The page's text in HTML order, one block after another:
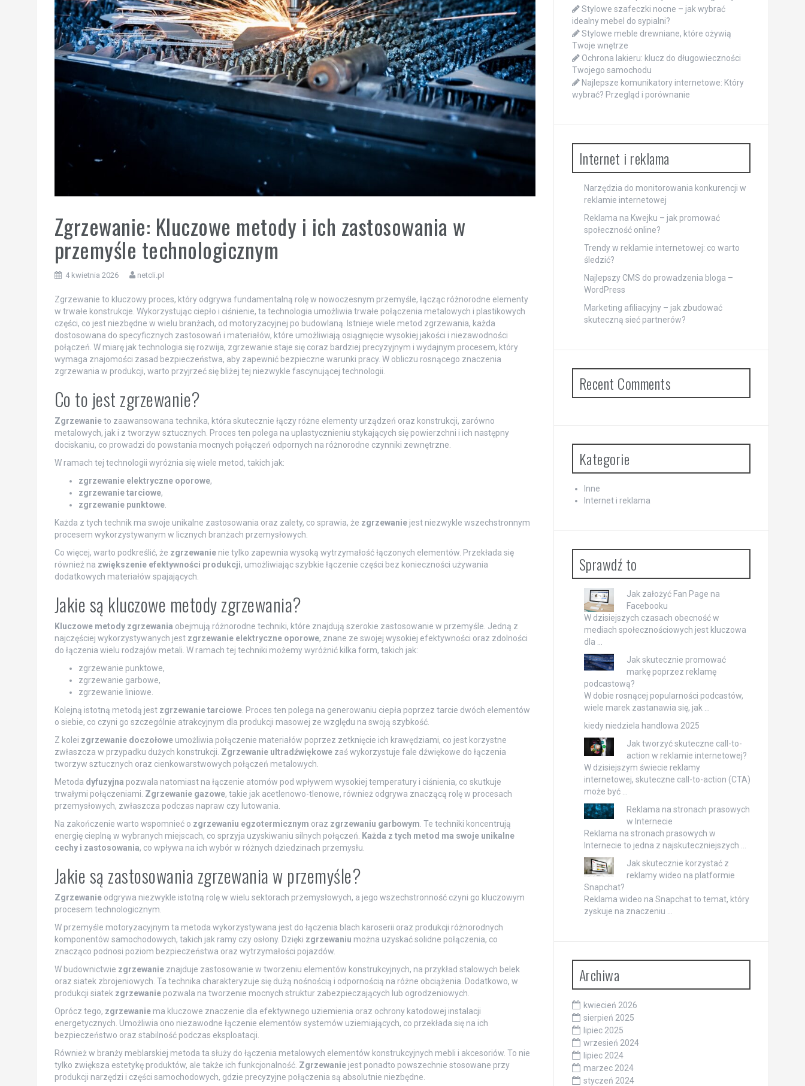
Zgrzewanie: Kluczowe metody i ich zastosowania w
przemyśle technologicznym
4 kwietnia 2026 netcli.pl
Zgrzewanie to kluczowy proces, który odgrywa fundamentalną rolę w nowoczesnym przemyśle, łącząc różnorodne elementy
w trwałe konstrukcje. Wykorzystując ciepło i ciśnienie, ta technologia umożliwia trwałe połączenia metalowych i plastikowych
części, co jest niezbędne w wielu branżach, od motoryzacyjnej po budowlaną. Istnieje wiele metod zgrzewania, każda
dostosowana do specyficznych zastosowań i materiałów, które umożliwiają osiągnięcie wysokiej jakości i niezawodności
połączeń. W miarę jak technologia się rozwija, zgrzewanie staje się coraz bardziej precyzyjnym i wydajnym procesem, który
wymaga znajomości zasad bezpieczeństwa, aby zapewnić bezpieczne warunki pracy. W obliczu rosnącego znaczenia
zgrzewania w produkcji, warto przyjrzeć się bliżej tej niezwykle fascynującej technologii.
Co to jest zgrzewanie?
Zgrzewanieto zaawansowana technika, która skutecznie łączy różne elementy urządzeń oraz konstrukcji, zarówno
metalowych, jak i z tworzyw sztucznych. Proces ten polega na uplastycznieniu stykających się powierzchni i ich następny
dociskaniu, co prowadzi do powstania mocnych połączeń odpornych na różnorodne czynniki zewnętrzne.
W ramach tej technologii wyróżnia się wiele metod, takich jak:
zgrzewanie elektryczne oporowe,
zgrzewanie tarciowe,
zgrzewanie punktowe.
Każda z tych technik ma swoje unikalne zastosowania oraz zalety, co sprawia, że zgrzewaniejest niezwykle wszechstronnym
procesem wykorzystywanym w licznych branżach przemysłowych.
Co więcej, warto podkreślić, że zgrzewanienie tylko zapewnia wysoką wytrzymałość łączonych elementów. Przekłada się
również na zwiększenie efektywności produkcji, umożliwiając szybkie łączenie części bez konieczności używania
dodatkowych materiałów spajających.
Jakie są kluczowe metody zgrzewania?
Kluczowe metody zgrzewania obejmują różnorodne techniki, które znajdują szerokie zastosowanie w przemyśle. Jedną z
najczęściej wykorzystywanych jest zgrzewanie elektryczne oporowe, znane ze swojej wysokiej efektywności oraz zdolności
do łączenia wielu rodzajów metali. W ramach tej techniki możemy wyróżnić kilka form, takich jak:
zgrzewanie punktowe,
zgrzewanie garbowe,
zgrzewanie liniowe.
Kolejną istotną metodą jest zgrzewanie tarciowe. Proces ten polega na generowaniu ciepła poprzez tarcie dwóch elementów
o siebie, co czyni go szczególnie atrakcyjnym dla produkcji masowej ze względu na swoją szybkość.
Z kolei zgrzewanie doczołoweumożliwia połączenie materiałów poprzez zetknięcie ich krawędziami, co jest korzystne
zwłaszcza w przypadku dużych konstrukcji. Zgrzewanie ultradźwiękowezaś wykorzystuje fale dźwiękowe do łączenia
tworzyw sztucznych oraz cienkowarstwowych połączeń metalowych.
Metoda dyfuzyjna pozwala natomiast na łączenie atomów pod wpływem wysokiej temperatury i ciśnienia, co skutkuje
trwałymi połączeniami. Zgrzewanie gazowe, takie jak acetlenowo-tlenowe, również odgrywa znaczącą rolę w procesach
przemysłowych, zwłaszcza podczas napraw czy lutowania.
Na zakończenie warto wspomnieć o zgrzewaniu egzotermicznym oraz zgrzewaniu garbowym. Te techniki koncentrują
energię cieplną w wybranych miejscach, co sprzyja uzyskiwaniu silnych połączeń. Każda z tych metod ma swoje unikalne
cechy i zastosowania, co wpływa na ich wybór w różnych dziedzinach przemysłu.
Jakie są zastosowania zgrzewania w przemyśle?
Zgrzewanieodgrywa niezwykle istotną rolę w wielu sektorach przemysłowych, a jego wszechstronność czyni go kluczowym
procesem technologicznym.
W przemyśle motoryzacyjnym ta metoda wykorzystywana jest do łączenia blach karoserii oraz produkcji różnorodnych
komponentów samochodowych, takich jak ramy czy osłony. Dzięki zgrzewaniu można uzyskać solidne połączenia, co
znacząco podnosi poziom bezpieczeństwa oraz wytrzymałości pojazdów.
W budownictwie zgrzewanieznajduje zastosowanie w tworzeniu elementów konstrukcyjnych, na przykład stalowych belek
oraz siatek zbrojeniowych. Ta technika charakteryzuje się dużą nośnością i odpornością na różne obciążenia. Dodatkowo, w
produkcji siatek zgrzewaniepozwala na tworzenie mocnych struktur zabezpieczających lub ogrodzeniowych.
Oprócz tego, zgrzewaniema kluczowe znaczenie dla efektywnego uziemienia oraz ochrony katodowej instalacji
energetycznych. Umożliwia ono niezawodne łączenie elementów systemów uziemiających, co przekłada się na ich
bezpieczeństwo oraz stabilność podczas eksploatacji.
Również w branży meblarskiej metoda ta służy do łączenia metalowych elementów konstrukcyjnych mebli i akcesoriów. To nie
tylko zwiększa estetykę produktów, ale także ich funkcjonalność. Zgrzewaniejest ponadto powszechnie stosowane przy
produkcji narzędzi i części samochodowych, gdzie precyzyjne połączenia są absolutnie niezbędne.
Stylowe szafeczki nocne – jak wybrać
idealny mebel do sypialni?
Stylowe meble drewniane, które ożywią
Twoje wnętrze
Ochrona lakieru: klucz do długowieczności
Twojego samochodu
Najlepsze komunikatory internetowe: Który
wybrać? Przegląd i porównanie
Internet i reklama
Narzędzia do monitorowania konkurencji w
reklamie internetowej
Reklama na Kwejku – jak promować
społeczność online?
Trendy w reklamie internetowej: co warto
śledzić?
Najlepszy CMS do prowadzenia bloga –
WordPress
Marketing afiliacyjny – jak zbudować
skuteczną sieć partnerów?
Recent Comments
Kategorie
Inne
Internet i reklama
Sprawdź to
Jak założyć Fan Page na
Facebooku
W dzisiejszych czasach obecność w
mediach społecznościowych jest kluczowa
dla …
Jak skutecznie promować
markę poprzez reklamę
podcastową?
W dobie rosnącej popularności podcastów,
wiele marek zastanawia się, jak …
kiedy niedziela handlowa 2025
Jak tworzyć skuteczne call-to-
action w reklamie internetowej?
W dzisiejszym świecie reklamy
internetowej, skuteczne call-to-action (CTA)
może być …
Reklama na stronach prasowych
w Internecie
Reklama na stronach prasowych w
Internecie to jedna z najskuteczniejszych …
Jak skutecznie korzystać z
reklamy wideo na platformie
Snapchat?
Reklama wideo na Snapchat to temat, który
zyskuje na znaczeniu …
Archiwa
kwiecień 2026
sierpień 2025
lipiec 2025
wrzesień 2024
lipiec 2024
marzec 2024
styczeń 2024